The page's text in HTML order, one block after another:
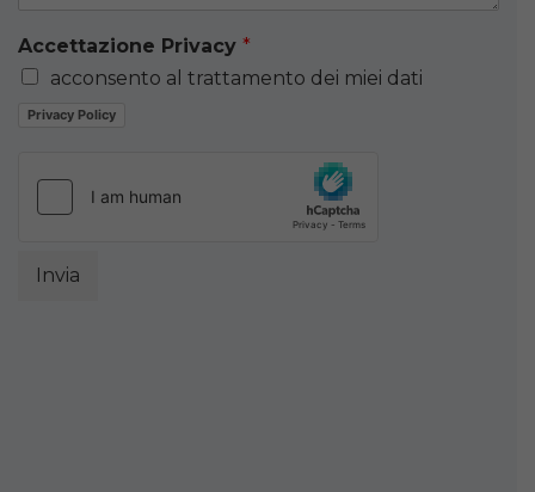
Accettazione Privacy *
acconsento al trattamento dei miei dati
Privacy Policy
Invia